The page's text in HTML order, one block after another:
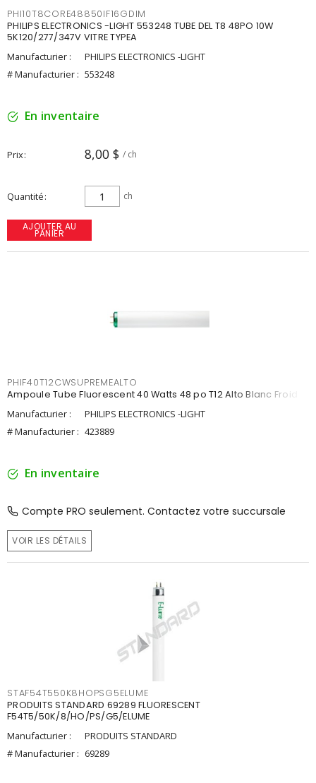
PHI10T8CORE48850IF16GDIM
PHILIPS ELECTRONICS -LIGHT 553248 TUBE DEL T8 48PO 10W
5K120/277/347V VITRE TYPEA
Manufacturier :
PHILIPS ELECTRONICS -LIGHT
# Manufacturier : 553248
En inventaire
Prix 8,00 $ / ch
Quantité ch
AJOUTER AU
PANIER
PHIF40T12CWSUPREMEALTO
Ampoule Tube Fluorescent 40 Watts 48 po T12 Alto Blanc Froid
Manufacturier :
PHILIPS ELECTRONICS -LIGHT
# Manufacturier : 423889
En inventaire
Compte PRO seulement. Contactez votre succursale
VOIR LES DÉTAILS
STAF54T550K8HOPSG5ELUME
PRODUITS STANDARD 69289 FLUORESCENT
F54T5/50K/8/HO/PS/G5/ELUME
Manufacturier :
PRODUITS STANDARD
# Manufacturier : 69289